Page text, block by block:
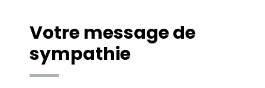
Votre message de
sympathie